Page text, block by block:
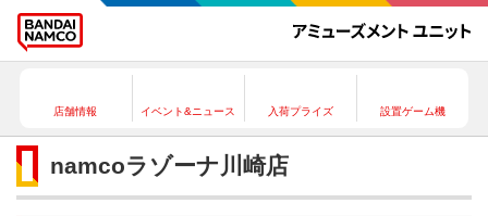
店舗情報 イベント&ニュース 入荷プライズ 設置ゲーム機
namcoラゾーナ川崎店